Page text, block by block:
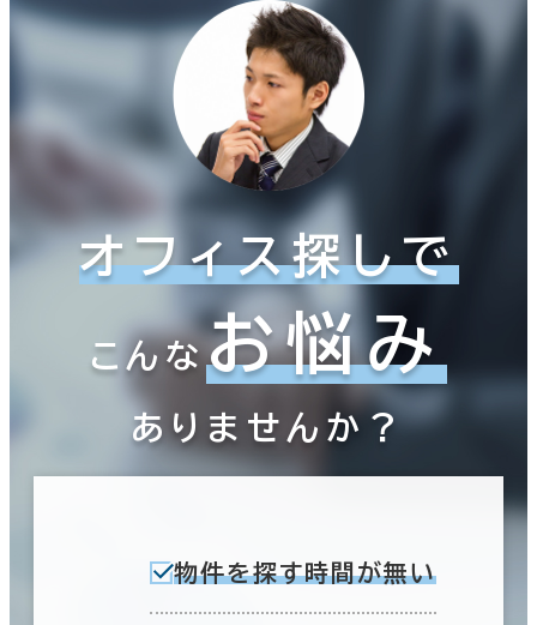
オフィス探しで
こんなお悩み
ありませんか？
物件を探す時間が無い